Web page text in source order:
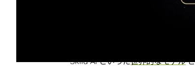
をネイティブに理解して生成でき
と評価サイクルにかかる時間を数
Skild AI といった世界的なモデル